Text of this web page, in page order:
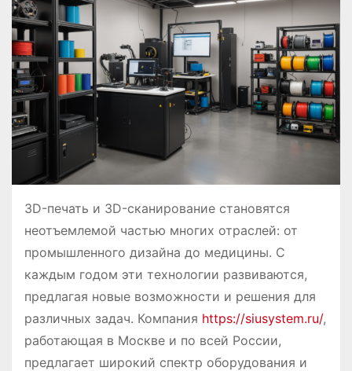
3D-печать и 3D-сканирование становятся
неотъемлемой частью многих отраслей: от
промышленного дизайна до медицины. С
каждым годом эти технологии развиваются,
предлагая новые возможности и решения для
различных задач. Компания https://siusystem.ru/,
работающая в Москве и по всей России,
предлагает широкий спектр оборудования и